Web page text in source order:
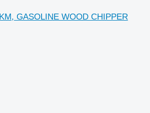
GASOLINE WOOD CHIPPER